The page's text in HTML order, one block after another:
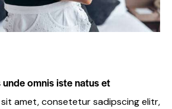
omnis iste natus et
amet, consetetur sadipscing elitr,